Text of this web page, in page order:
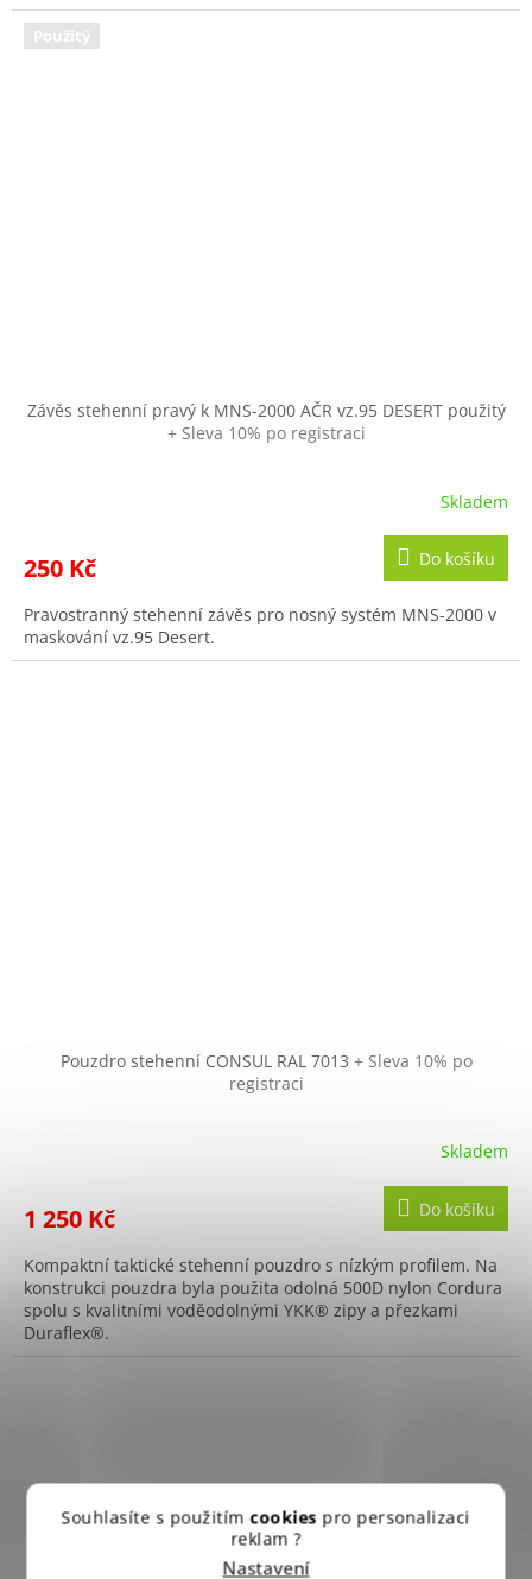
Souhlasíte s použitímcookies pro personalizaci
reklam ?
Nastavení
Použitý
Závěs stehenní pravý k MNS-2000 AČR vz.95 DESERT použitý
+ Sleva 10% po registraci
Skladem
250 Kč Do košíku
Pravostranný stehenní závěs pro nosný systém MNS-2000 v
maskování vz.95 Desert.
Pouzdro stehenní CONSUL RAL 7013 + Sleva 10% po
registraci
Skladem
1 250 Kč Do košíku
Kompaktní taktické stehenní pouzdro s nízkým profilem. Na
konstrukci pouzdra byla použita odolná 500D nylon Cordura
spolu s kvalitními voděodolnými YKK® zipy a přezkami
Duraflex®.